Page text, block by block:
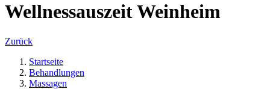
Wellnessauszeit Weinheim
Zurück
Startseite
Behandlungen
Massagen